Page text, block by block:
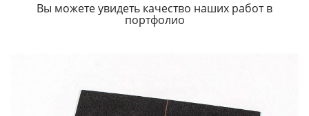
Вы можете увидеть качество наших работ в
портфолио